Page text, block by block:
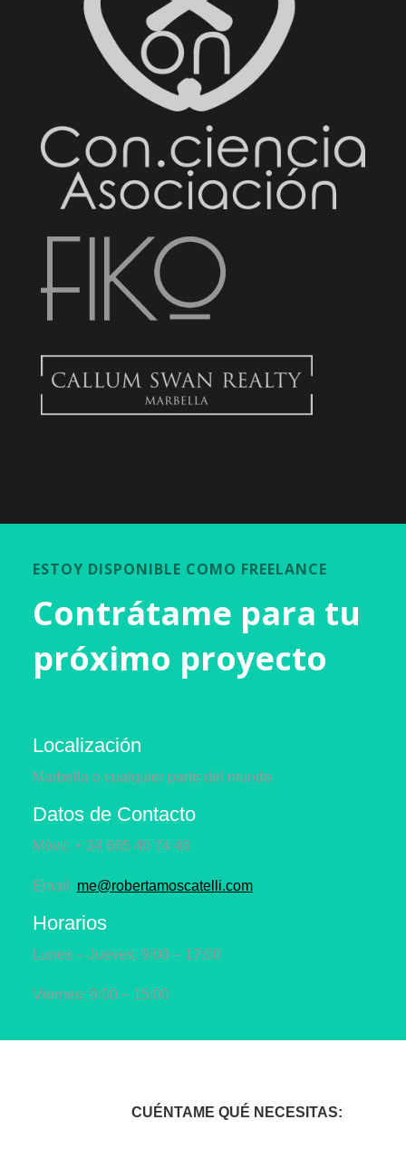
ESTOY DISPONIBLE COMO FREELANCE
Contrátame para tu
próximo proyecto
Localización
Marbella o cualquier parte del mundo.
Datos de Contacto
Móvil: + 34 665 40 74 48
Email: me@robertamoscatelli.com
Horarios
Lunes – Jueves: 9:00 – 17:00
Viernes: 9:00 – 15:00
CUÉNTAME QUÉ NECESITAS: